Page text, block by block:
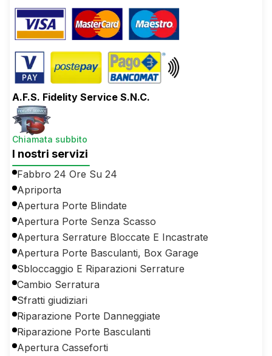
A.F.S. Fidelity Service S.N.C.
Chiamata subbito
I nostri servizi
Fabbro 24 Ore Su 24
Apriporta
Apertura Porte Blindate
Apertura Porte Senza Scasso
Apertura Serrature Bloccate E Incastrate
Apertura Porte Basculanti, Box Garage
Sbloccaggio E Riparazioni Serrature
Cambio Serratura
Sfratti giudiziari
Riparazione Porte Danneggiate
Riparazione Porte Basculanti
Apertura Casseforti